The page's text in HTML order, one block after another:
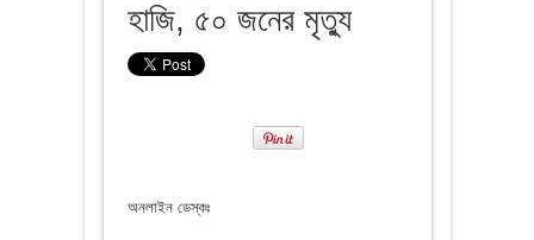
হাজি, ৫০ জনের মৃত্যু
অনলাইন ডেস্কঃ